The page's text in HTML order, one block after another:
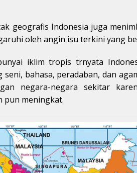
geografis Indonesia juga
oleh angin isu terkini yang
iklim tropis trnyata
seni, bahasa, peradaban, dan
negara-negara sekitar
pun meningkat.